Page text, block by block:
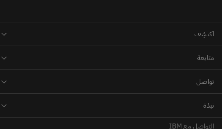
التواصل مع IBM